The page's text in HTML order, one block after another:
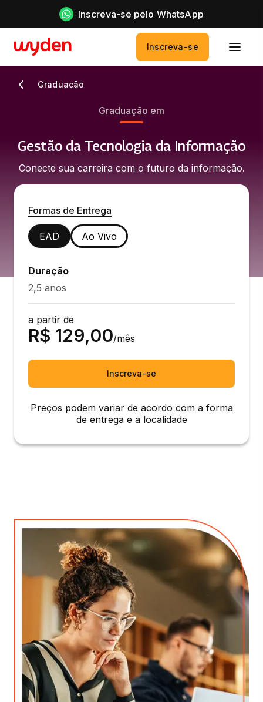
Inscreva-se pelo WhatsApp
Inscreva-se
Graduação
Graduação em
Gestão da Tecnologia da Informação
Conecte sua carreira com o futuro da informação.
Formas de Entrega
EAD Ao Vivo
Duração
2,5 anos
a partir de
R$ 129,00/mês
Inscreva-se
Preços podem variar de acordo com a forma
de entrega e a localidade